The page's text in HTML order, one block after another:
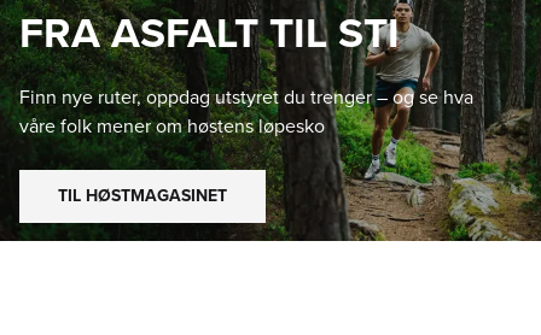
FRA ASFALT TIL STI
Finn nye ruter, oppdag utstyret du trenger – og se hva
våre folk mener om høstens løpesko
TIL HØSTMAGASINET